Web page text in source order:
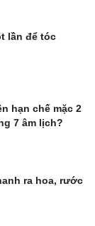
lần để tóc
hạn chế mặc 2
7 âm lịch?
ra hoa, rước